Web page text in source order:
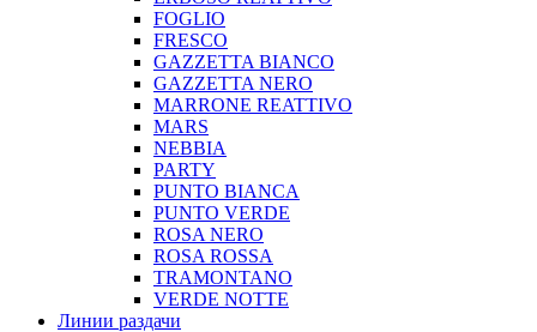
FOGLIO
FRESCO
GAZZETTA BIANCO
GAZZETTA NERO
MARRONE REATTIVO
MARS
NEBBIA
PARTY
PUNTO BIANCA
PUNTO VERDE
ROSA NERO
ROSA ROSSA
TRAMONTANO
VERDE NOTTE
Линии раздачи